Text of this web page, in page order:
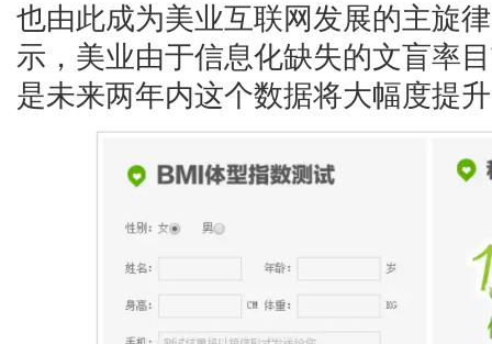
也由此成为美业互联网发展的主旋
示，美业由于信息化缺失的文盲率
是未来两年内这个数据将大幅度提